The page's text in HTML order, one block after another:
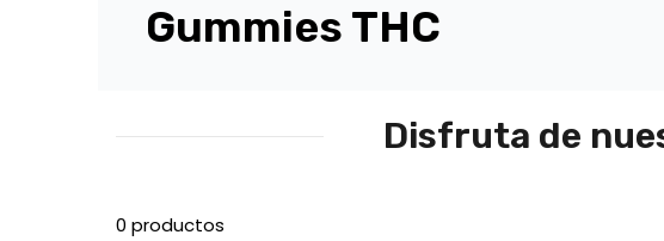
Gummies THC
Disfruta de
0 productos